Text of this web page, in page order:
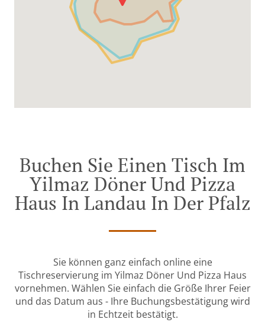
Buchen Sie Einen Tisch Im
Yilmaz Döner Und Pizza
Haus In Landau In Der Pfalz
Sie können ganz einfach online eine
Tischreservierung im Yilmaz Döner Und Pizza Haus
vornehmen. Wählen Sie einfach die Größe Ihrer Feier
und das Datum aus - Ihre Buchungsbestätigung wird
in Echtzeit bestätigt.